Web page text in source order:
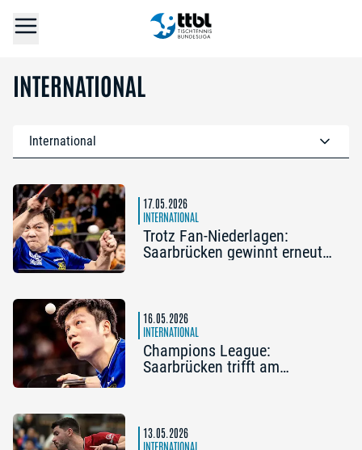
INTERNATIONAL
International
17.05.2026
INTERNATIONAL
Trotz Fan-Niederlagen:
Saarbrücken gewinnt erneut
16.05.2026
INTERNATIONAL
Champions League:
Saarbrücken trifft am
13.05.2026
INTERNATIONAL